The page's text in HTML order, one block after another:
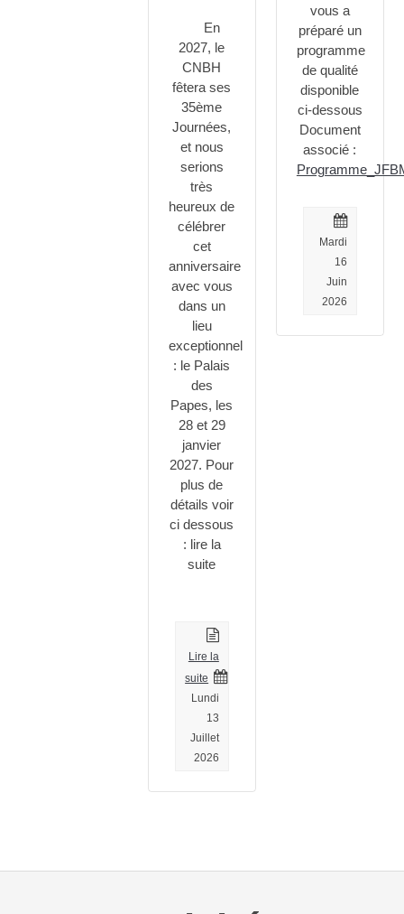
En
2027, le
CNBH
fêtera ses
35ème
Journées,
et nous
serions
très
heureux de
célébrer
cet
anniversaire
avec vous
dans un
lieu
exceptionnel
: le Palais
des
Papes, les
28 et 29
janvier
2027. Pour
plus de
détails voir
ci dessous
: lire la
suite
Lire la
suite
Lundi
13
Juillet
2026
vous a
préparé un
programme
de qualité
disponible
ci-dessous
Document
associé :
Mardi
16
Juin
2026